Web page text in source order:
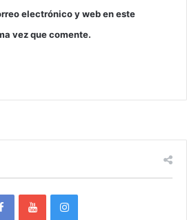
electrónico y web en este
vez que comente.